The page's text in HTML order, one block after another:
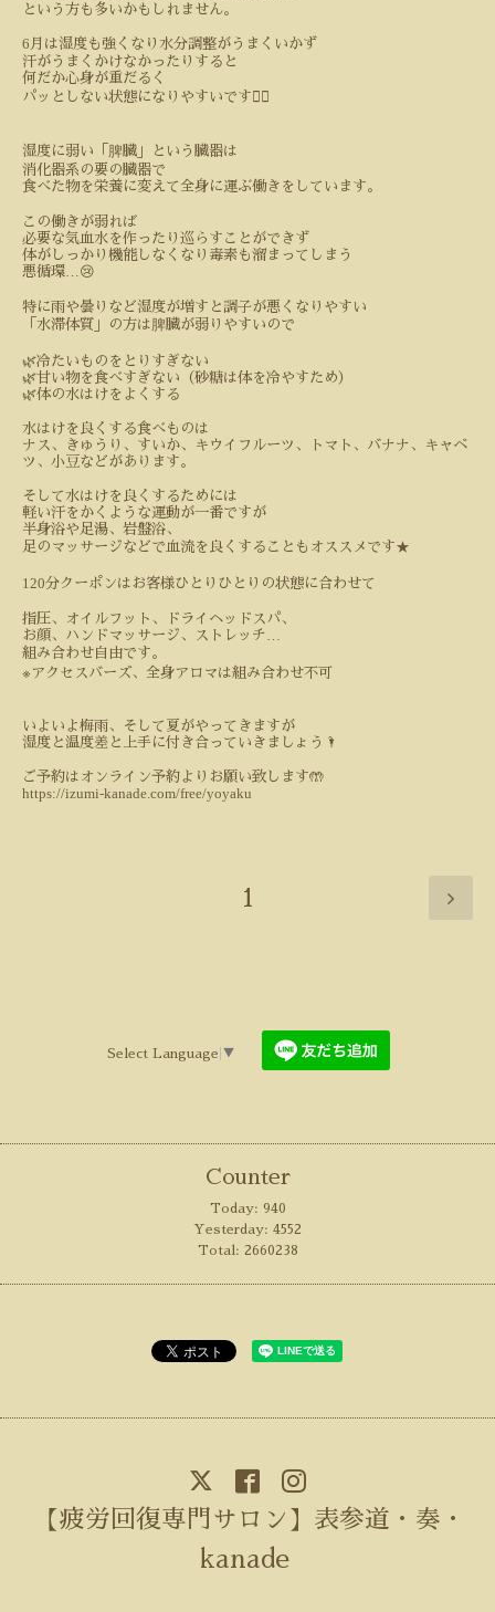
という方も多いかもしれません。
6 月は湿度も強くなり水分調整がうまくいかず
汗がうまくかけなかったりすると
何だか心身が重だるく
パッとしない状態になりやすいです 😮‍💨
湿度に弱い「脾臓」という臓器は
消化器系の要の臓器で
食べた物を栄養に変えて全身に運ぶ働きをしています。
この働きが弱れば
必要な気血水を作ったり巡らすことができず
体がしっかり機能しなくなり毒素も溜まってしまう
悪循環
😢
特に雨や曇りなど湿度が増すと調子が悪くなりやすい
「水滞体質」の方は脾臓が弱りやすいので
🌿冷たいものをとりすぎない
🌿甘い物を食べすぎない（砂糖は体を冷やすため）
🌿体の水はけをよくする
水はけを良くする食べものは
ナス、きゅうり、すいか、キウイフルーツ、トマト、バナナ、キャベ
ツ、小豆などがあります。
そして水はけを良くするためには
軽い汗をかくような運動が一番ですが
半身浴や足湯、岩盤浴、
足のマッサージなどで血流を良くすることもオススメです★
120分クーポンはお客様ひとりひとりの状態に合わせて
指圧、オイルフット、ドライヘッドスパ、
お顔、ハンドマッサージ、ストレッチ
組み合わせ自由です。
※ アクセスバーズ、全身アロマは組み合わせ不可
いよいよ梅雨、そして夏がやってきますが
湿度と温度差と上手に付き合っていきましょう 🌂
ご予約はオンライン予約よりお願い致します🤲
https://izumi-kanade.com/free/yoyaku
1
Select Language ▼
Counter
Today: 940
Yesterday: 4552
Total: 2660238
【疲労回復専門サロン】表参道・奏・
kanade